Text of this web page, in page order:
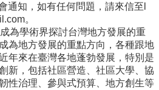
通知，如有任何問題，請來信至
。
為學術界探討台灣地方發展的重
為地方發展的重點方向， 各種跟地
年來在臺灣各地蓬勃發展， 特別是
新，包括社區營造、社區大學、 協
性治理、參與式預算、地方創生等